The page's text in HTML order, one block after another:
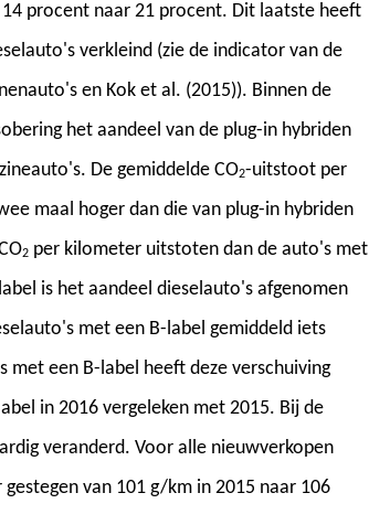
procent naar 21 procent. Dit laatste heeft
verkleind (zie de indicator van de
en Kok et al. (2015)). Binnen de
het aandeel van de plug-in hybriden
De gemiddelde CO2-uitstoot per
maal hoger dan die van plug-in hybriden
2 per kilometer uitstoten dan de auto's met
is het aandeel dieselauto's afgenomen
met een B-label gemiddeld iets
een B-label heeft deze verschuiving
in 2016 vergeleken met 2015. Bij de
veranderd. Voor alle nieuwverkopen
van 101 g/km in 2015 naar 106